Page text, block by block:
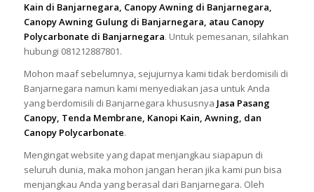
Kain di Banjarnegara, Canopy Awning di Banjarnegara,
Canopy Awning Gulung di Banjarnegara, atau Canopy
Polycarbonate di Banjarnegara. Untuk pemesanan, silahkan
hubungi 081212887801.
Mohon maaf sebelumnya, sejujurnya kami tidak berdomisili di
Banjarnegara namun kami menyediakan jasa untuk Anda
yang berdomisili di Banjarnegara khususnya Jasa Pasang
Canopy, Tenda Membrane, Kanopi Kain, Awning, dan
Canopy Polycarbonate.
Mengingat website yang dapat menjangkau siapapun di
seluruh dunia, maka mohon jangan heran jika kami pun bisa
menjangkau Anda yang berasal dari Banjarnegara. Oleh